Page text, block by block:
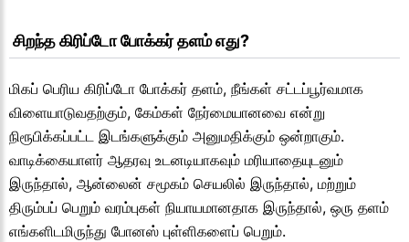
சிறந்த கிரிப்டோ போக்கர் தளம் எது?
மிகப் பெரிய கிரிப்டோ போக்கர் தளம், நீங்கள் சட்டப்பூர்வமாக
விளையாடுவதற்கும், கேம்கள் நேர்மையானவை என்று
நிரூபிக்கப்பட்ட இடங்களுக்கும் அனுமதிக்கும் ஒன்றாகும்.
வாடிக்கையாளர் ஆதரவு உடனடியாகவும் மரியாதையுடனும்
இருந்தால், ஆன்லைன் சமூகம் செயலில் இருந்தால், மற்றும்
திரும்பப் பெறும் வரம்புகள் நியாயமானதாக இருந்தால், ஒரு தளம்
எங்களிடமிருந்து போனஸ் புள்ளிகளைப் பெறும்.